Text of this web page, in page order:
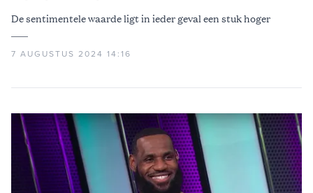
De sentimentele waarde ligt in ieder geval een stuk hoger
7 AUGUSTUS 2024 14:16